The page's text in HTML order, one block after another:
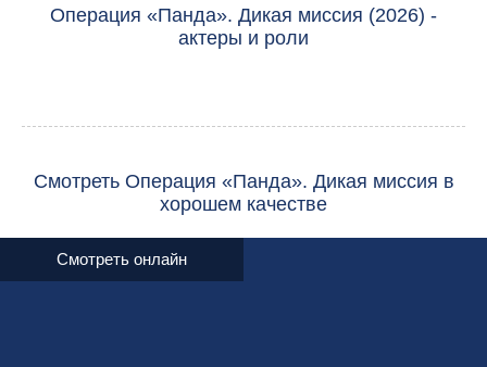
Операция «Панда». Дикая миссия (2026) -
актеры и роли
Смотреть Операция «Панда». Дикая миссия в
хорошем качестве
Смотреть онлайн